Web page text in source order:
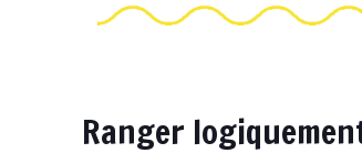
Ranger